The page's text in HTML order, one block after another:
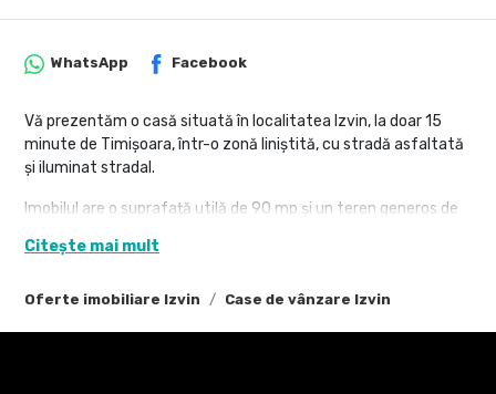
Oferte imobiliare Izvin Case de vânzare Izvin
WhatsApp Facebook
Vă prezentăm o casă situată în localitatea Izvin, la doar 15
minute de Timișoara, într-o zonă liniștită, cu stradă asfaltată
și iluminat stradal.
Imobilul are o suprafață utilă de 90 mp și un teren generos de
tâmplărie PVC.
Un avantaj major este faptul că locuința poate fi
Citește mai mult